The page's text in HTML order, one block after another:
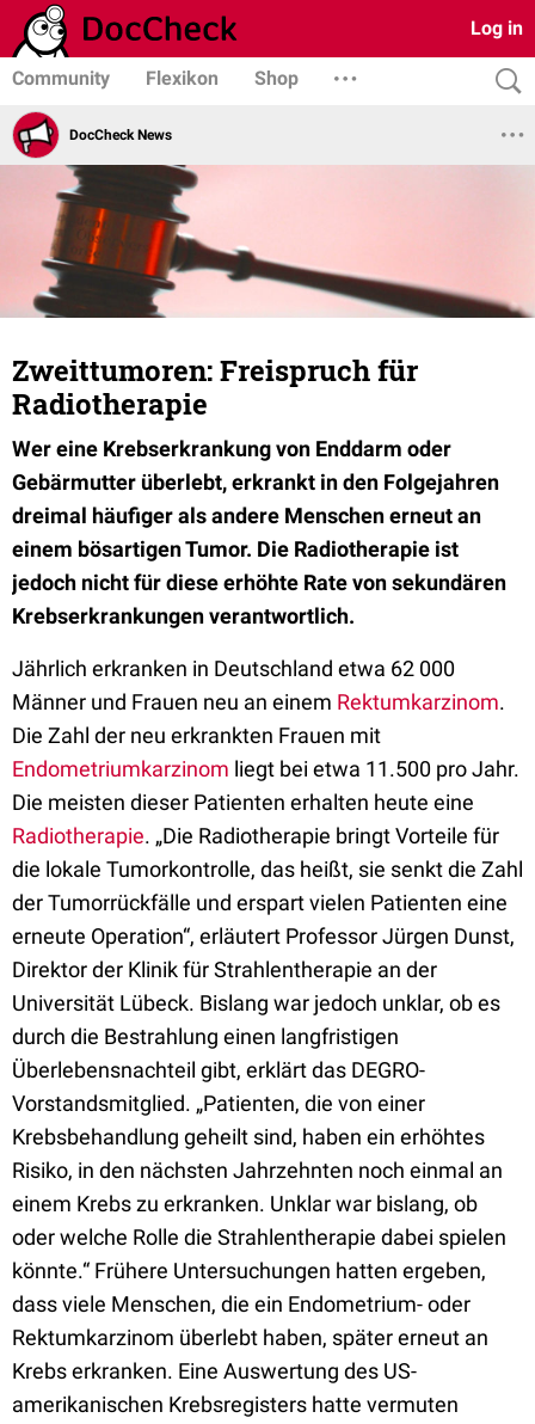
Log in
Community Flexikon Shop
DocCheck News
Zweittumoren: Freispruch für
Radiotherapie
Wer eine Krebserkrankung von Enddarm oder
Gebärmutter überlebt, erkrankt in den Folgejahren
dreimal häufiger als andere Menschen erneut an
einem bösartigen Tumor. Die Radiotherapie ist
jedoch nicht für diese erhöhte Rate von sekundären
Krebserkrankungen verantwortlich.
Jährlich erkranken in Deutschland etwa 62 000
Männer und Frauen neu an einem Rektumkarzinom.
Die Zahl der neu erkrankten Frauen mit
Endometriumkarzinom liegt bei etwa 11.500 pro Jahr.
Die meisten dieser Patienten erhalten heute eine
Radiotherapie. „Die Radiotherapie bringt Vorteile für
die lokale Tumorkontrolle, das heißt, sie senkt die Zahl
der Tumorrückfälle und erspart vielen Patienten eine
erneute Operation“, erläutert Professor Jürgen Dunst,
Direktor der Klinik für Strahlentherapie an der
Universität Lübeck. Bislang war jedoch unklar, ob es
durch die Bestrahlung einen langfristigen
Überlebensnachteil gibt, erklärt das DEGRO-
Vorstandsmitglied. „Patienten, die von einer
Krebsbehandlung geheilt sind, haben ein erhöhtes
Risiko, in den nächsten Jahrzehnten noch einmal an
einem Krebs zu erkranken. Unklar war bislang, ob
oder welche Rolle die Strahlentherapie dabei spielen
könnte.“ Frühere Untersuchungen hatten ergeben,
dass viele Menschen, die ein Endometrium- oder
Rektumkarzinom überlebt haben, später erneut an
Krebs erkranken. Eine Auswertung des US-
amerikanischen Krebsregisters hatte vermuten